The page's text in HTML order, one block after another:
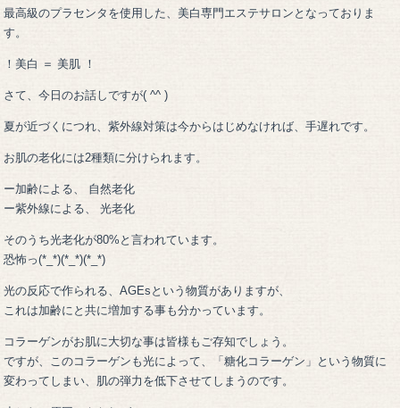
最高級のプラセンタを使用した、美白専門エステサロンとなっておりま
す。
！美白 ＝ 美肌 ！
さて、今日のお話しですが( ^^ )
夏が近づくにつれ、紫外線対策は今からはじめなければ、手遅れです。
お肌の老化には2種類に分けられます。
ー加齢による、 自然老化
ー紫外線による、 光老化
そのうち光老化が80%と言われています。
恐怖っ(*_*)(*_*)(*_*)
光の反応で作られる、AGEsという物質がありますが、
これは加齢にと共に増加する事も分かっています。
コラーゲンがお肌に大切な事は皆様もご存知でしょう。
ですが、このコラーゲンも光によって、「糖化コラーゲン」という物質に
変わってしまい、肌の弾力を低下させてしまうのです。